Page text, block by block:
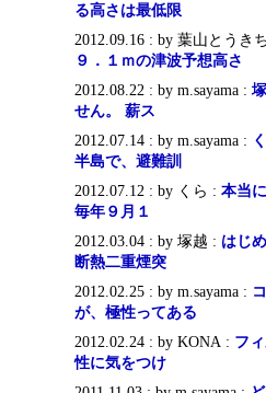
る高さは最低限
2012.09.16 : by 葉山とうき
９．１ｍの津波予想高さ
2012.08.22 : by m.sayama :
せん。 薪ス
2012.07.14 : by m.sayama :
半島で、避難訓
2012.07.12 : by くら : 本当
毎年９月１
2012.03.04 : by 塚越 : はじ
断熱二重煙突
2012.02.25 : by m.sayama :
が、極性ってある
2012.02.24 : by KONA : フ
性に気をつけ